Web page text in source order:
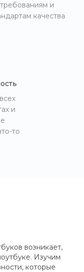
требованиям и
качества
и
то
возникает,
Изучим
которые